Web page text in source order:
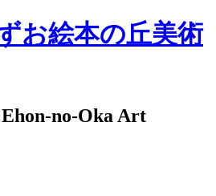
お絵本の丘美術
no-Oka Art